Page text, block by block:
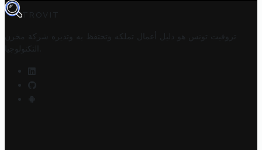
TROVIT
تروفيت تونس هو دليل أعمال تملكه وتحتفظ به وتديره
شركة مخزن
التكنولوجيا